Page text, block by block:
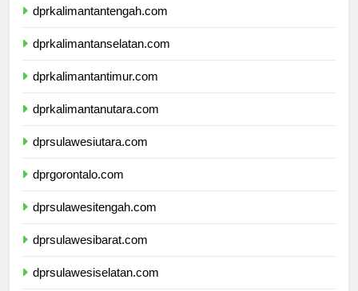
dprkalimantantengah.com
dprkalimantanselatan.com
dprkalimantantimur.com
dprkalimantanutara.com
dprsulawesiutara.com
dprgorontalo.com
dprsulawesitengah.com
dprsulawesibarat.com
dprsulawesiselatan.com